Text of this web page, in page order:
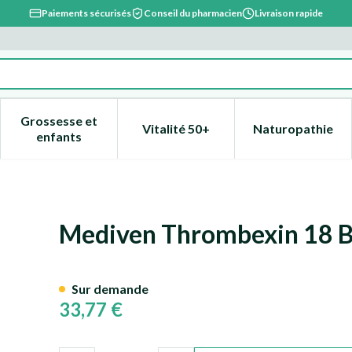
Paiements sécurisés Conseil du pharmacien Livraison rapide
Beauté, soins et hygiène
menu pour la catégorie Régime, alimentation &
Grossesse et
enfantsAfficher le sous-menu pour la catégorie
Vitalité 50+Afficher le sous-menu pour la
Naturopathie
Afficher
M
Mediven Thrombexin 18
33,77 €
Sur demande